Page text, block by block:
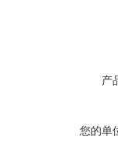
产
您的单